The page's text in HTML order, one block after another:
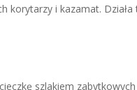
korytarzy i kazamat.
szlakiem